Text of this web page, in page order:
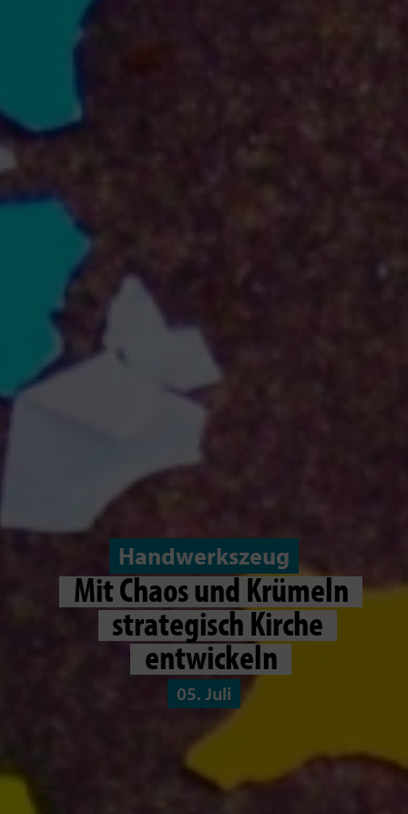
Handwerkszeug
Mit Chaos und Krümeln
strategisch Kirche
entwickeln
05. Juli